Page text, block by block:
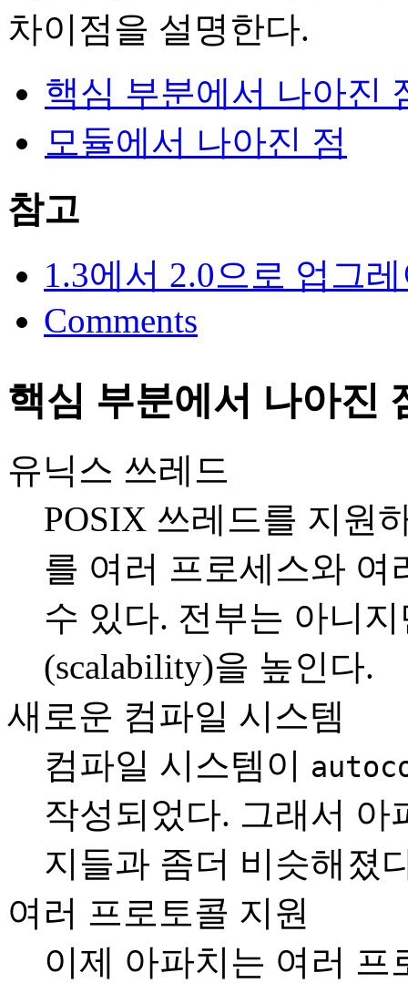
차이점을 설명한다.
핵심 부분에서 나아진
모듈에서 나아진 점
참고
1.3에서 2.0으로 업그
Comments
핵심 부분에서 나아진
유닉스 쓰레드
POSIX 쓰레드를 지원
를 여러 프로세스와 여
수 있다. 전부는 아니
(scalability)을 높인다.
새로운 컴파일 시스템
컴파일 시스템이
작성되었다. 그래서 아
지들과 좀더 비슷해졌
여러 프로토콜 지원
이제 아파치는 여러 프